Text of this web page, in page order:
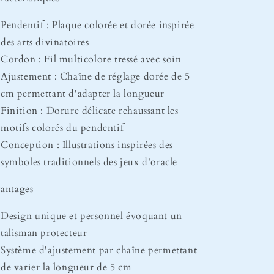
Pendentif : Plaque colorée et dorée inspirée
des arts divinatoires
Cordon : Fil multicolore tressé avec soin
Ajustement : Chaîne de réglage dorée de 5
cm permettant d'adapter la longueur
Finition : Dorure délicate rehaussant les
motifs colorés du pendentif
Conception : Illustrations inspirées des
symboles traditionnels des jeux d'oracle
Design unique et personnel évoquant un
talisman protecteur
Système d'ajustement par chaîne permettant
de varier la longueur de 5 cm